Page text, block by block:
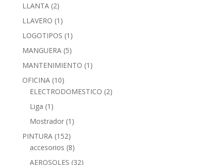
LLANTA (2)
LLAVERO (1)
LOGOTIPOS (1)
MANGUERA (5)
MANTENIMIENTO (1)
OFICINA (10)
ELECTRODOMESTICO (2)
Liga (1)
Mostrador (1)
PINTURA (152)
accesorios (8)
AEROSOLES (32)